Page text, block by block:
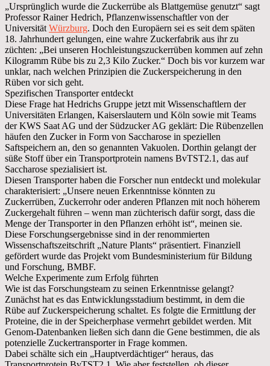
„Ursprünglich wurde die Zuckerrübe als Blattgemüse genutzt“ sagt
Professor Rainer Hedrich, Pflanzenwissenschaftler von der
Universität Würzburg. Doch den Europäern sei es seit dem späten
18. Jahrhundert gelungen, eine wahre Zuckerfabrik aus ihr zu
züchten: „Bei unseren Hochleistungszuckerrüben kommen auf zehn
Kilogramm Rübe bis zu 2,3 Kilo Zucker.“ Doch bis vor kurzem war
unklar, nach welchen Prinzipien die Zuckerspeicherung in den
Rüben vor sich geht.
Spezifischen Transporter entdeckt
Diese Frage hat Hedrichs Gruppe jetzt mit Wissenschaftlern der
Universitäten Erlangen, Kaiserslautern und Köln sowie mit Teams
der KWS Saat AG und der Südzucker AG geklärt: Die Rübenzellen
häufen den Zucker in Form von Saccharose in speziellen
Saftspeichern an, den so genannten Vakuolen. Dorthin gelangt der
süße Stoff über ein Transportprotein namens BvTST2.1, das auf
Saccharose spezialisiert ist.
Diesen Transporter haben die Forscher nun entdeckt und molekular
charakterisiert: „Unsere neuen Erkenntnisse könnten zu
Zuckerrüben, Zuckerrohr oder anderen Pflanzen mit noch höherem
Zuckergehalt führen – wenn man züchterisch dafür sorgt, dass die
Menge der Transporter in den Pflanzen erhöht ist“, meinen sie.
Diese Forschungsergebnisse sind in der renommierten
Wissenschaftszeitschrift „Nature Plants“ präsentiert. Finanziell
gefördert wurde das Projekt vom Bundesministerium für Bildung
und Forschung, BMBF.
Welche Experimente zum Erfolg führten
Wie ist das Forschungsteam zu seinen Erkenntnisse gelangt?
Zunächst hat es das Entwicklungsstadium bestimmt, in dem die
Rübe auf Zuckerspeicherung schaltet. Es folgte die Ermittlung der
Proteine, die in der Speicherphase vermehrt gebildet werden. Mit
Genom-Datenbanken ließen sich dann die Gene bestimmen, die als
potenzielle Zuckertransporter in Frage kommen.
Dabei schälte sich ein „Hauptverdächtiger“ heraus, das